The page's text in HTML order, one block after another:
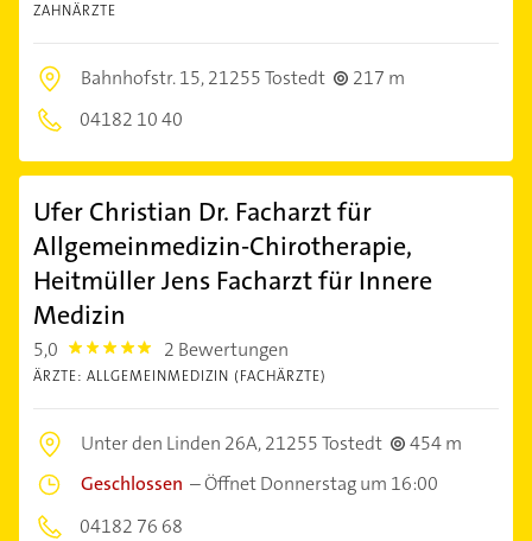
ZAHNÄRZTE
Bahnhofstr. 15,21255 Tostedt
217 m
04182 10 40
Ufer Christian Dr. Facharzt für
Allgemeinmedizin-Chirotherapie,
Heitmüller Jens Facharzt für Innere
Medizin
5,0 5.0 2 Bewertungen
ÄRZTE: ALLGEMEINMEDIZIN (FACHÄRZTE)
Unter den Linden 26A,21255 Tostedt
454 m
Geschlossen –Öffnet Donnerstag um 16:00
04182 76 68